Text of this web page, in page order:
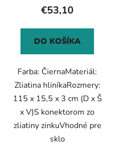
€53,10
DO KOŠÍKA
Farba: ČiernaMateriál:
Zliatina hliníkaRozmery:
115 x 15,5 x 3 cm (D x Š
x V)S konektorom zo
zliatiny zinkuVhodné pre
sklo